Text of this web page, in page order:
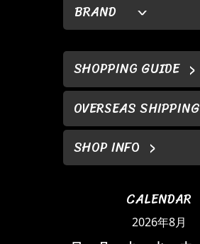
BRAND
SHOPPING GUIDE
OVERSEAS SHIPPING
SHOP INFO
CALENDAR
2026年8月